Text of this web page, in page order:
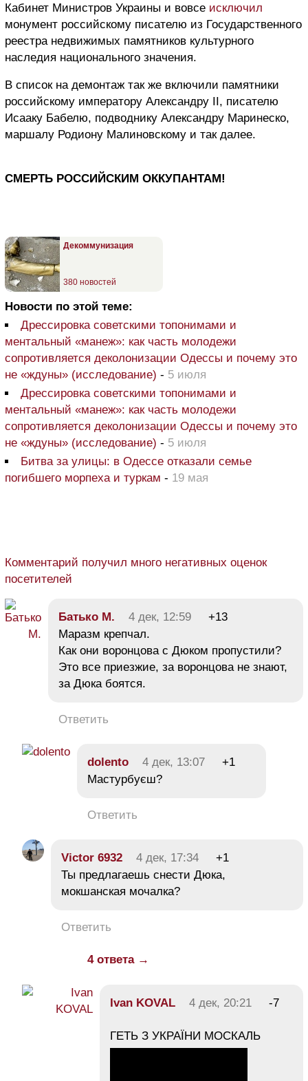
Кабинет Министров Украины и вовсе исключил
монумент российскому писателю из Государственного
реестра недвижимых памятников культурного
наследия национального значения.
В список на демонтаж так же включили памятники
российскому императору Александру II, писателю
Исааку Бабелю, подводнику Александру Маринеско,
маршалу Родиону Малиновскому и так далее.
СМЕРТЬ РОССИЙСКИМ ОККУПАНТАМ!
Декоммунизация
380 новостей
Новости по этой теме:
Дрессировка советскими топонимами и
ментальный «манеж»: как часть молодежи
сопротивляется деколонизации Одессы и почему это
не «ждуны» (исследование) - 5 июля
Дрессировка советскими топонимами и
ментальный «манеж»: как часть молодежи
сопротивляется деколонизации Одессы и почему это
не «ждуны» (исследование) - 5 июля
Битва за улицы: в Одессе отказали семье
погибшего морпеха и туркам - 19 мая
Комментарий получил много негативных оценок
посетителей
Батько М. 4 дек, 12:59
+13
Маразм крепчал.
Как они воронцова с Дюком пропустили?
Это все приезжие, за воронцова не знают,
за Дюка боятся.
Ответить
dolento 4 дек, 13:07
+1
Мастурбуєш?
Ответить
Victor 6932 4 дек, 17:34
+1
Ты предлагаешь снести Дюка,
мокшанская мочалка?
Ответить
4 ответа →
Ivan KOVAL 4 дек, 20:21 -7
ГЕТЬ З УКРАЇНИ МОСКАЛЬ